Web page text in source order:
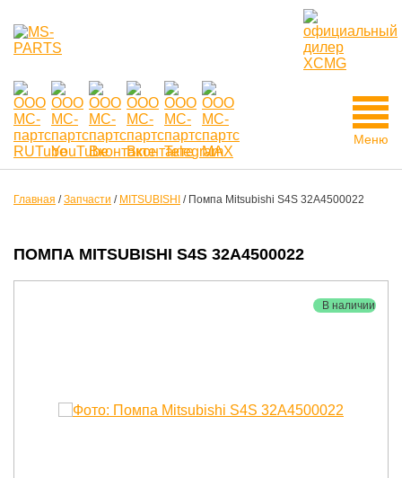
Меню
Главная /Запчасти / MITSUBISHI / Помпа Mitsubishi S4S 32A4500022
ПОМПА MITSUBISHI S4S 32A4500022
В наличии